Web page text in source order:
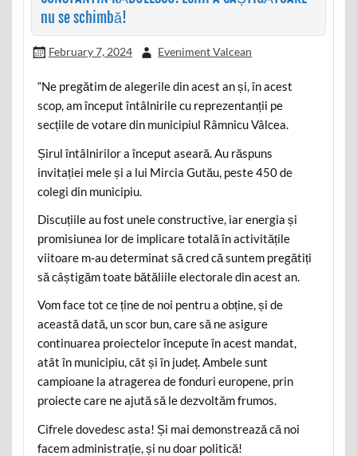
nu se schimbă!
February 7, 2024 Eveniment Valcean
“Ne pregătim de alegerile din acest an și, în acest
scop, am început întâlnirile cu reprezentanții pe
secțiile de votare din municipiul Râmnicu Vâlcea.
Șirul întâlnirilor a început aseară. Au răspuns
invitației mele și a lui Mircia Gutău, peste 450 de
colegi din municipiu.
Discuțiile au fost unele constructive, iar energia și
promisiunea lor de implicare totală în activitățile
viitoare m-au determinat să cred că suntem pregătiți
să câștigăm toate bătăliile electorale din acest an.
Vom face tot ce ține de noi pentru a obține, și de
această dată, un scor bun, care să ne asigure
continuarea proiectelor începute în acest mandat,
atât în municipiu, cât și în județ. Ambele sunt
campioane la atragerea de fonduri europene, prin
proiecte care ne ajută să le dezvoltăm frumos.
Cifrele dovedesc asta! Și mai demonstrează că noi
facem administrație, și nu doar politică!